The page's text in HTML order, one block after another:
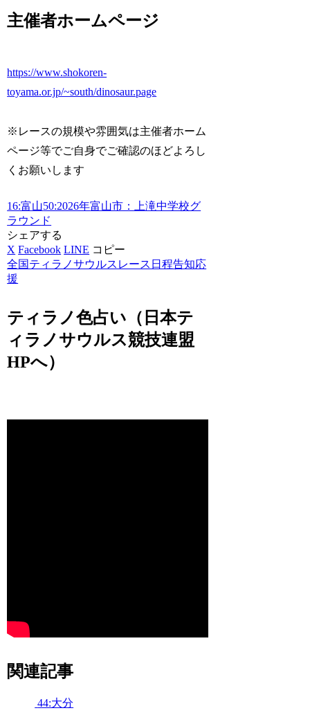
主催者ホームページ
https://www.shokoren-
toyama.or.jp/~south/dinosaur.page
※レースの規模や雰囲気は主催者ホーム
ページ等でご自身でご確認のほどよろし
くお願いします
16:富山50:2026年富山市：上滝中学校グ
ラウンド
シェアする
X Facebook LINE コピー
全国ティラノサウルスレース日程告知応
援
ティラノ色占い（日本テ
ィラノサウルス競技連盟
HPへ）
関連記事
44:大分